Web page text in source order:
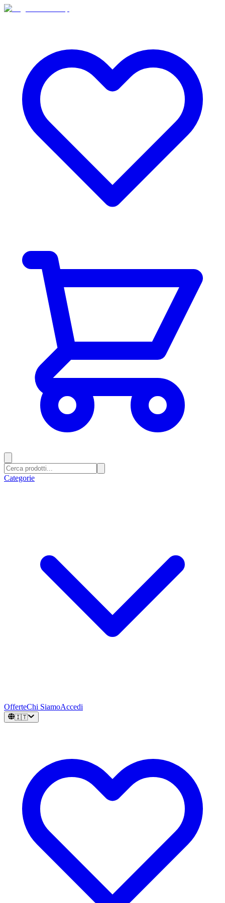
Categorie
OfferteChi SiamoAccedi
🇮🇹